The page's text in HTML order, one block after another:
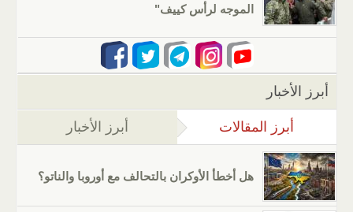
الموجه لرأس كييف"
أبرز الأخبار
أبرز المقالات (علامة التبويب النشطة)
أبرز الأخبار
هل أخطأ الأوكران بالتحالف مع أوروبا والناتو؟